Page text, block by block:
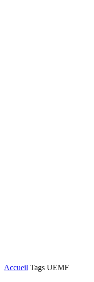
Accueil Tags UEMF